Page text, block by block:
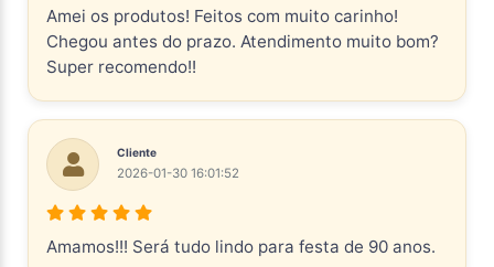
Amei os produtos! Feitos com muito carinho!
Chegou antes do prazo. Atendimento muito bom?
Super recomendo!!
Cliente
2026-01-30 16:01:52
Amamos!!! Será tudo lindo para festa de 90 anos.